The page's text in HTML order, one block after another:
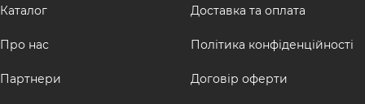
Каталог
Про нас
Партнери
Доставка та оплата
Політика конфіденційності
Договір оферти